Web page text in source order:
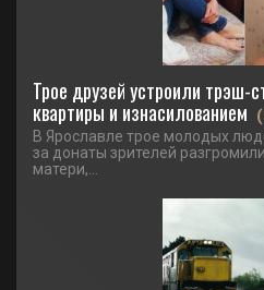
Трое друзей устроили трэш-
квартиры и изнасилованием
В Ярославле трое молодых
за донаты зрителей
матери,...